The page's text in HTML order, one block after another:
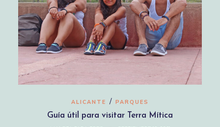
ALICANTE / PARQUES
Guía útil para visitar Terra Mítica